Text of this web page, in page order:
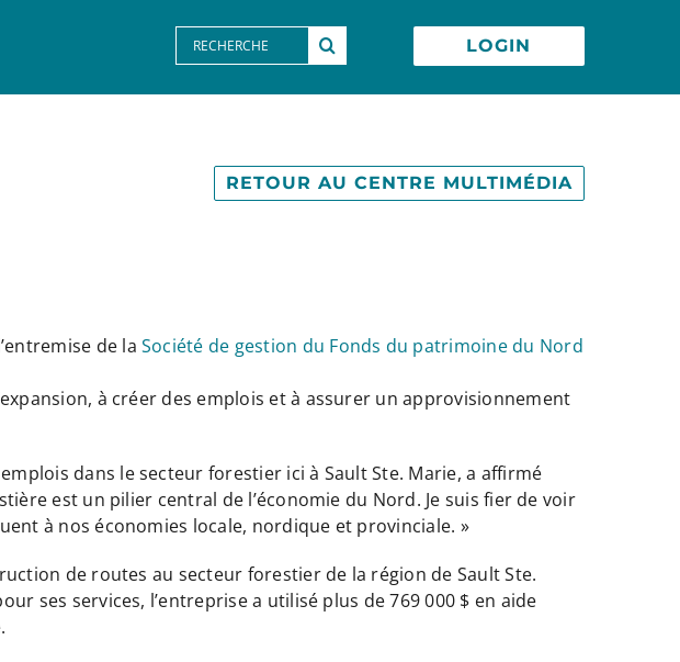
Search
for:
LOGIN
RETOUR AU CENTRE MULTIMÉDIA
de la Société de gestion du Fonds du patrimoine du Nord
à créer des emplois et à assurer un approvisionnement
dans le secteur forestier ici à Sault Ste. Marie, a affirmé
est un pilier central de l’économie du Nord. Je suis fier de voir
à nos économies locale, nordique et provinciale. »
de routes au secteur forestier de la région de Sault Ste.
ses services, l’entreprise a utilisé plus de 769 000 $ en aide